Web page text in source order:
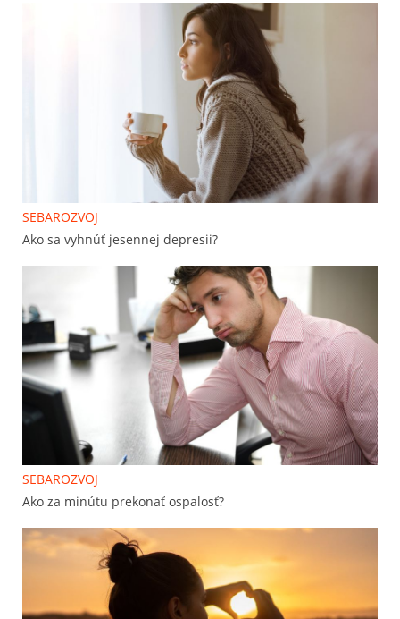
SEBAROZVOJ
Ako sa vyhnúť jesennej depresii?
SEBAROZVOJ
Ako za minútu prekonať ospalosť?